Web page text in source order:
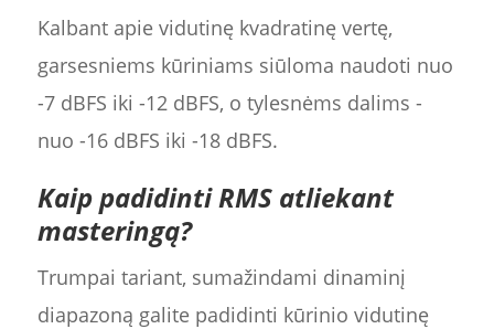
Kalbant apie vidutinę kvadratinę vertę,
garsesniems kūriniams siūloma naudoti nuo
-7 dBFS iki -12 dBFS, o tylesnėms dalims -
nuo -16 dBFS iki -18 dBFS.
Kaip padidinti RMS atliekant
masteringą?
Trumpai tariant, sumažindami dinaminį
diapazoną galite padidinti kūrinio vidutinę